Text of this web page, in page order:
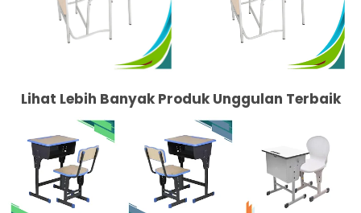
Lihat Lebih Banyak Produk Unggulan Terbaik